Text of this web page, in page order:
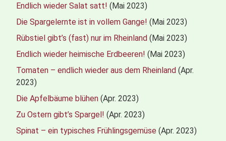
Endlich wieder Salat satt! (Mai 2023)
Die Spargelernte ist in vollem Gange! (Mai 2023)
Rübstiel gibt’s (fast) nur im Rheinland (Mai 2023)
Endlich wieder heimische Erdbeeren! (Mai 2023)
Tomaten – endlich wieder aus dem Rheinland (Apr.
2023)
Die Apfelbäume blühen (Apr. 2023)
Zu Ostern gibt’s Spargel! (Apr. 2023)
Spinat – ein typisches Frühlingsgemüse (Apr. 2023)